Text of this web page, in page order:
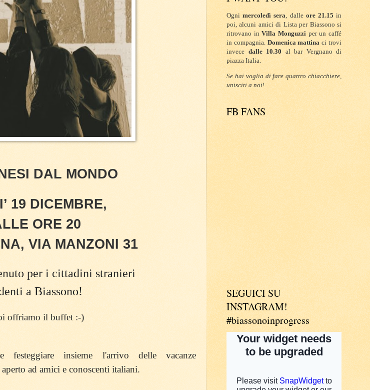
DAL MONDO
19 DICEMBRE,
ORE 20
VIA MANZONI 31
per i cittadini stranieri
a Biassono!
offriamo il buffet :-)
festeggiare insieme l'arrivo delle vacanze
ad amici e conoscenti italiani.
Ognimercoledì sera , dalle ore 21.15 in
poi, alcuni amici di Lista per Biassono si
ritrovano inVilla Monguzzi per un caffé
in compagnia. Domenica mattina ci trovi
invece dalle 10.30 al bar Vergnano di
piazza Italia.
Se hai voglia di fare quattro chiacchiere,
unisciti a noi!
FB FANS
SEGUICI SU
INSTAGRAM!
#biassonoinprogress